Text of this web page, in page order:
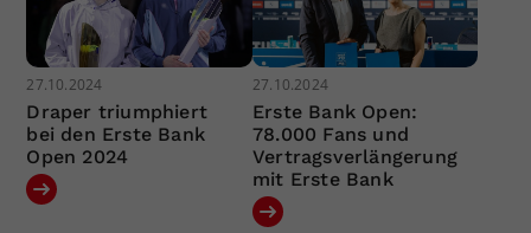
27.10.2024
Draper triumphiert
bei den Erste Bank
Open 2024
27.10.2024
Erste Bank Open:
78.000 Fans und
Vertragsverlängerung
mit Erste Bank